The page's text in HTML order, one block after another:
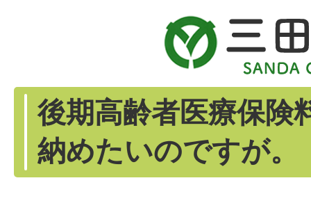
後期高齢者医療保険
納めたいのですが。